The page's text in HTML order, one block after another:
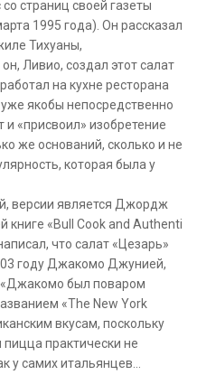
страниц своей газеты
1995 года). Он рассказал
Тихуаны,
Ливио, создал этот салат
на кухне ресторана
якобы непосредственно
«присвоил» изобретение
же оснований, сколько и не
которая была у
версии является Джордж
книге «Bull Cook and Authenti
что салат «Цезарь»
году Джакомо Джунией,
«Джакомо был поваром
«The New York
вкусам, поскольку
практически не
у самих итальянцев…